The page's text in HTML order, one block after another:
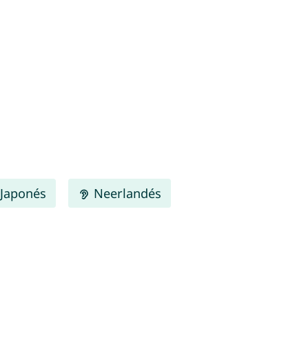
Japonés Neerlandés